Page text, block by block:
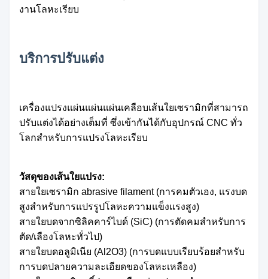
งานโลหะเรียบ
บริการปรับแต่ง
เครื่องแปรงแผ่นแผ่นแผ่นเคลือบเส้นใยเซรามิกที่สามารถ
ปรับแต่งได้อย่างเต็มที่ ซึ่งเข้ากันได้กับอุปกรณ์ CNC ทั่ว
โลกสําหรับการแปรงโลหะเรียบ
วัสดุของเส้นใยแปรง:
สายใยเซรามิก abrasive filament (การคมตัวเอง, แรงบด
สูงสําหรับการแปรรูปโลหะความแข็งแรงสูง)
สายใยบดจากซิลิคคาร์ไบด์ (SiC) (การตัดคมสําหรับการ
ตัด/เลืองโลหะทั่วไป)
สายใยบดอลูมิเนีย (Al2O3) (การบดแบบเรียบร้อยสําหรับ
การบดปลายความละเอียดของโลหะเหลือง)